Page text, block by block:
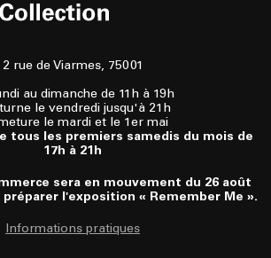
2 rue de Viarmes, 75001
au dimanche de 11h à 19h
le vendredi jusqu'à 21h
le mardi et le 1er mai
tous les premiers samedis du mois de
17h à 21h
sera en mouvement du 26 août
l'exposition « Remember Me ».
Informations pratiques